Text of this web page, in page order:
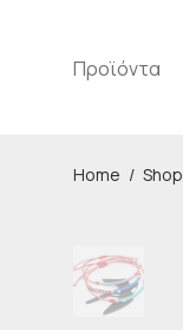
Προϊόντα
Home / Shop